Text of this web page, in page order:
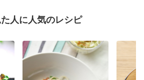
人に人気のレシピ